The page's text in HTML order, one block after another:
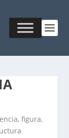
figura,